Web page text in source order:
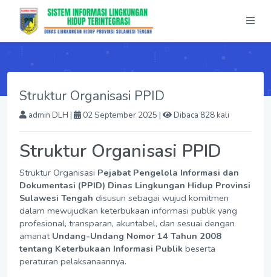
Struktur Organisasi PPID
admin DLH | 02 September 2025 | Dibaca 828 kali
Struktur Organisasi PPID
Struktur Organisasi Pejabat Pengelola Informasi dan
Dokumentasi (PPID) Dinas Lingkungan Hidup Provinsi
Sulawesi Tengah disusun sebagai wujud komitmen
dalam mewujudkan keterbukaan informasi publik yang
profesional, transparan, akuntabel, dan sesuai dengan
amanat Undang-Undang Nomor 14 Tahun 2008
tentang Keterbukaan Informasi Publik beserta
peraturan pelaksanaannya.